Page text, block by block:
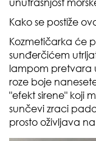
Kako se postiže
Kozmetičarka će
sunđerčićem
lampom pretvara
roze boje
"efekt sirene" koji
sunčevi zraci
prosto oživljava